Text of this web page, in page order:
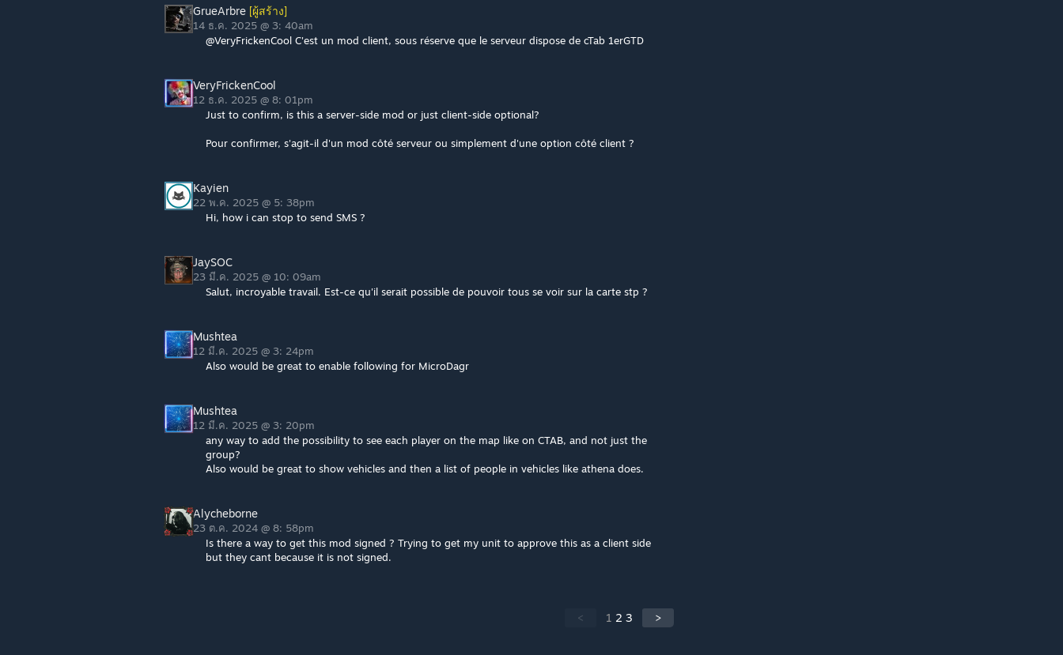
GrueArbre [ผู้สร้าง]
14 ธ.ค. 2025 @ 3: 40am
@VeryFrickenCool C'est un mod client, sous réserve que le serveur dispose de cTab 1erGTD
VeryFrickenCool
12 ธ.ค. 2025 @ 8: 01pm
Just to confirm, is this a server-side mod or just client-side optional?
Pour confirmer, s'agit-il d'un mod côté serveur ou simplement d'une option côté client ?
Kayien
22 พ.ค. 2025 @ 5: 38pm
Hi, how i can stop to send SMS ?
JaySOC
23 มี.ค. 2025 @ 10: 09am
Salut, incroyable travail. Est-ce qu'il serait possible de pouvoir tous se voir sur la carte stp ?
Mushtea
12 มี.ค. 2025 @ 3: 24pm
Also would be great to enable following for MicroDagr
Mushtea
12 มี.ค. 2025 @ 3: 20pm
any way to add the possibility to see each player on the map like on CTAB, and not just the
group?
Also would be great to show vehicles and then a list of people in vehicles like athena does.
Alycheborne
23 ต.ค. 2024 @ 8: 58pm
Is there a way to get this mod signed ? Trying to get my unit to approve this as a client side
but they cant because it is not signed.
< 1 2 3 >